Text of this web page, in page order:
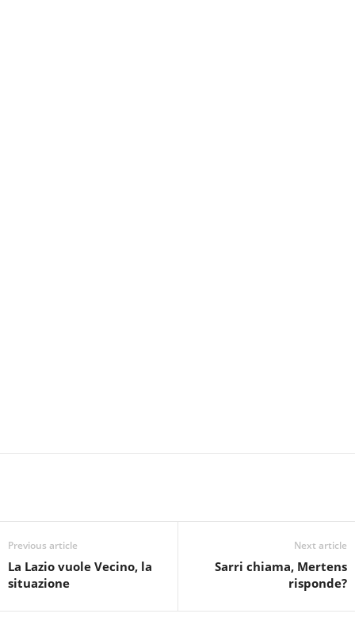
Previous article
La Lazio vuole Vecino, la
situazione
Next article
Sarri chiama, Mertens
risponde?